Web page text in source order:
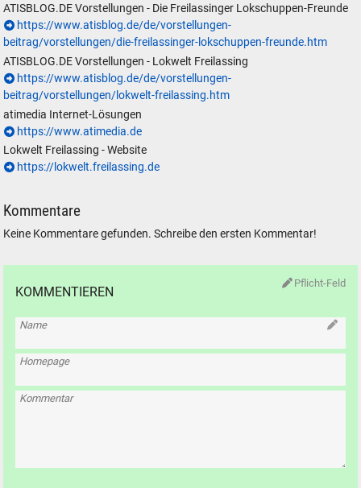
ATISBLOG.DE Vorstellungen - Die Freilassinger Lokschuppen-Freunde
https://www.atisblog.de/de/vorstellungen-
beitrag/vorstellungen/die-freilassinger-lokschuppen-freunde.htm
ATISBLOG.DE Vorstellungen - Lokwelt Freilassing
https://www.atisblog.de/de/vorstellungen-
beitrag/vorstellungen/lokwelt-freilassing.htm
atimedia Internet-Lösungen
https://www.atimedia.de
Lokwelt Freilassing - Website
https://lokwelt.freilassing.de
Kommentare
Keine Kommentare gefunden. Schreibe den ersten Kommentar!
Pflicht-Feld
KOMMENTIEREN
Name
Homepage
Kommentar